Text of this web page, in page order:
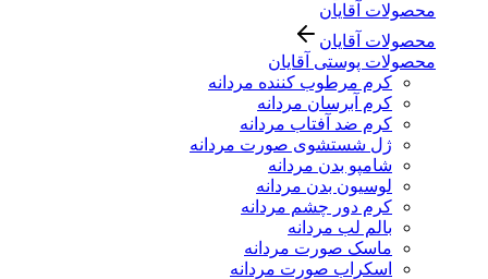
محصولات آقایان
محصولات آقایان
محصولات پوستی آقایان
کرم مرطوب کننده مردانه
کرم آبرسان مردانه
کرم ضد آفتاب مردانه
ژل شستشوی صورت مردانه
شامپو بدن مردانه
لوسیون بدن مردانه
کرم دور چشم مردانه
بالم لب مردانه
ماسک صورت مردانه
اسکراب صورت مردانه